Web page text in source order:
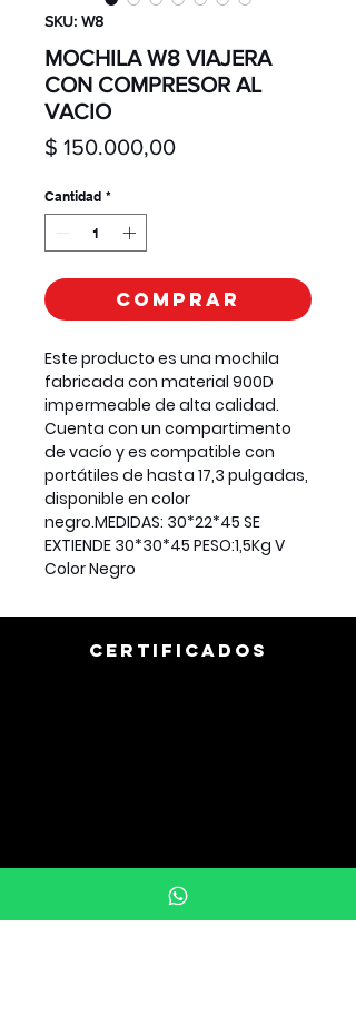
SKU: W8
MOCHILA W8 VIAJERA
CON COMPRESOR AL
VACIO
$ 150.000,00Precio
Cantidad *
Comprar
Este producto es una mochila
fabricada con material 900D
impermeable de alta calidad.
Cuenta con un compartimento
de vacío y es compatible con
portátiles de hasta 17,3 pulgadas,
disponible en color
negro.MEDIDAS: 30*22*45 SE
EXTIENDE 30*30*45 PESO:1,5Kg V
Color Negro
CERTIFICADOS
info@uprintargentina.com.ar